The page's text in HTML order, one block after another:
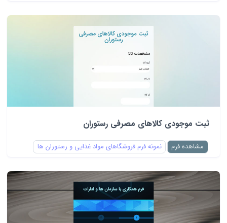
ثبت موجودی کالاهای مصرفی رستوران
مشاهده فرم نمونه فرم فروشگاهای مواد غذایی و رستوران ها